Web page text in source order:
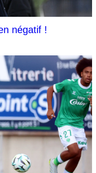
négatif !